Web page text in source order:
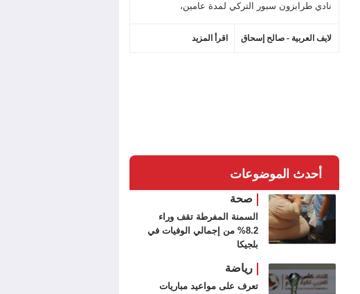
نادي طرابزون سبور التركي لمدة عامين،
لايف العربية - صالح إسحاق اقرأ المزيد
أحدث الموضوعات
صحة
السمنة المفرطة تقف وراء
8.2% من إجمالي الوفيات في
بلجيكا
رياضة
تعرف على مواعيد مباريات